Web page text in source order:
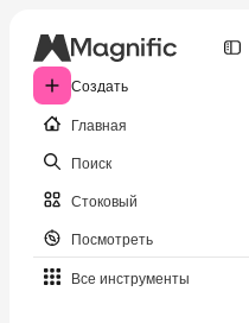
Создать
Главная
Поиск
Стоковый
Посмотреть
Все инструменты